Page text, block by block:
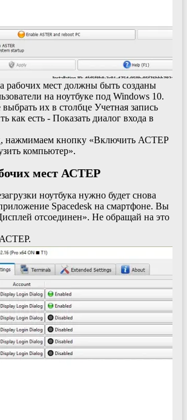
рабочих мест должны быть созданы
на ноутбуке под Windows 10.
их в столбце Учетная запись
как есть - Показать диалог входа в
нажмимаем кнопку «Включить АСТЕР
компьютер».
мест АСТЕР
ноутбука нужно будет снова
Spacedesk на смартфоне. Вы
отсоединен». Не обращай на это
АСТЕР.